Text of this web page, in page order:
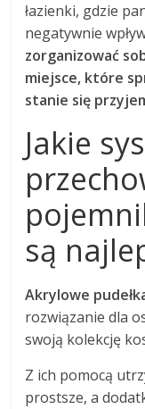
łazienki, gdzie
negatywnie
zorganizować
miejsce, które
stanie się
Jakie
są
Akrylowe
rozwiązanie dla
swoją kolekcję
Z ich pomocą
prostsze, a